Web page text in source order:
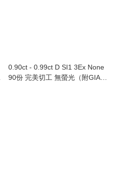
0.90ct - 0.99ct D SI1 3Ex None
90份 完美切工 無螢光（附GIA證